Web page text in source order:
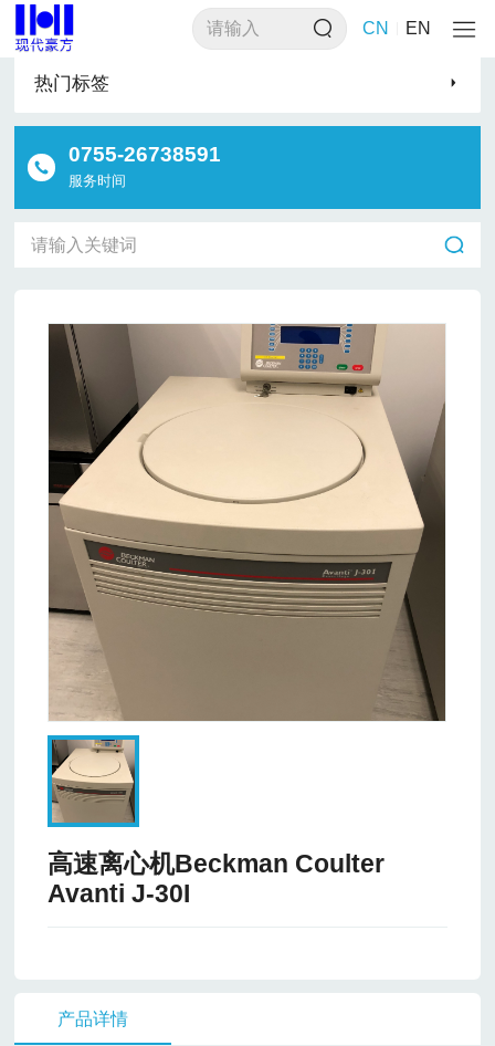
CN EN
首页 > 产品类别 实验室设备 > 离心机
热门标签
0755-26738591
服务时间
高速离心机Beckman Coulter
Avanti J-30I
产品详情